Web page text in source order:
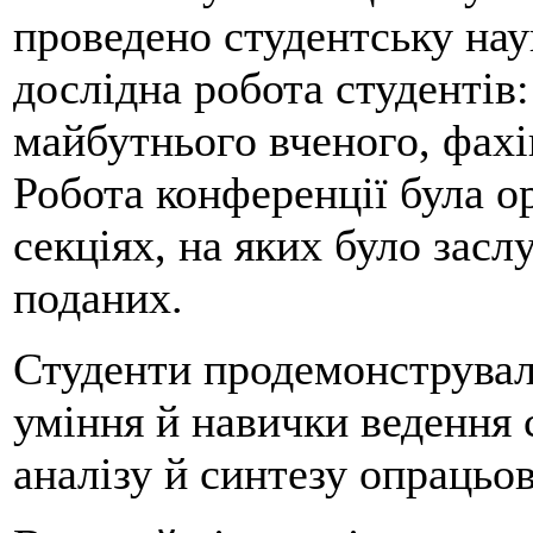
проведено студентську
дослідна робота
майбутнього вченого,
Робота конференції була
секціях, на яких було
поданих.
Студенти
уміння й навички ведення
аналізу й синтезу